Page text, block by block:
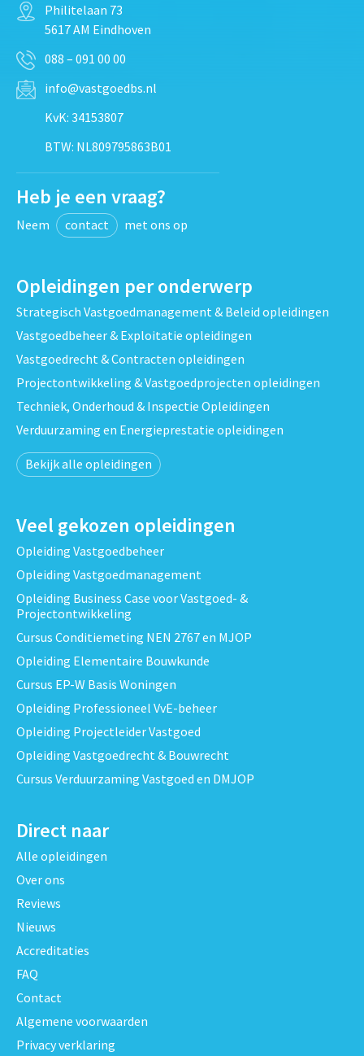
Philitelaan 73
5617 AM Eindhoven
088 – 091 00 00
info@vastgoedbs.nl
KvK: 34153807
BTW: NL809795863B01
Heb je een vraag?
Neem contact met ons op
Opleidingen per onderwerp
Strategisch Vastgoedmanagement & Beleid opleidingen
Vastgoedbeheer & Exploitatie opleidingen
Vastgoedrecht & Contracten opleidingen
Projectontwikkeling & Vastgoedprojecten opleidingen
Techniek, Onderhoud & Inspectie Opleidingen
Verduurzaming en Energieprestatie opleidingen
Bekijk alle opleidingen
Veel gekozen opleidingen
Opleiding Vastgoedbeheer
Opleiding Vastgoedmanagement
Opleiding Business Case voor Vastgoed- &
Projectontwikkeling
Cursus Conditiemeting NEN 2767 en MJOP
Opleiding Elementaire Bouwkunde
Cursus EP-W Basis Woningen
Opleiding Professioneel VvE-beheer
Opleiding Projectleider Vastgoed
Opleiding Vastgoedrecht & Bouwrecht
Cursus Verduurzaming Vastgoed en DMJOP
Direct naar
Alle opleidingen
Over ons
Reviews
Nieuws
Accreditaties
FAQ
Contact
Algemene voorwaarden
Privacy verklaring